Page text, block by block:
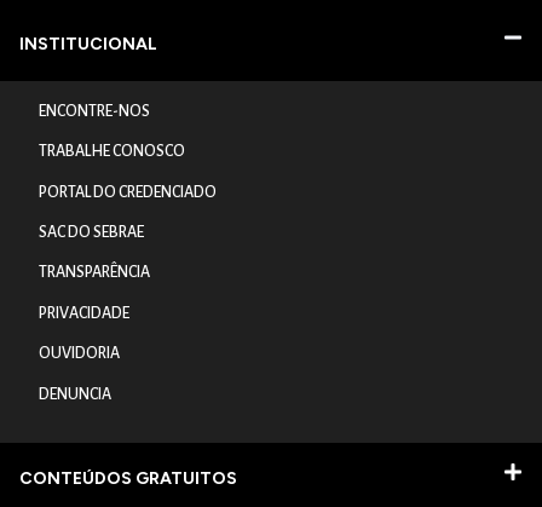
INSTITUCIONAL
ENCONTRE-NOS
TRABALHE CONOSCO
PORTAL DO CREDENCIADO
SAC DO SEBRAE
TRANSPARÊNCIA
PRIVACIDADE
OUVIDORIA
DENUNCIA
CONTEÚDOS GRATUITOS